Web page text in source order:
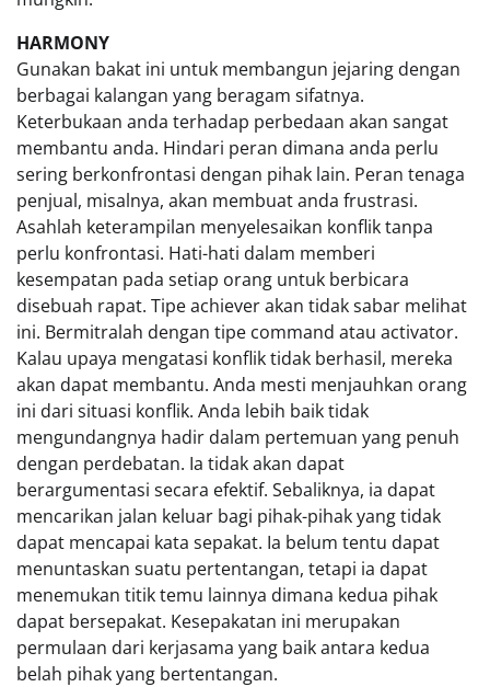
HARMONY
Gunakan bakat ini untuk membangun jejaring dengan
berbagai kalangan yang beragam sifatnya.
Keterbukaan anda terhadap perbedaan akan sangat
membantu anda. Hindari peran dimana anda perlu
sering berkonfrontasi dengan pihak lain. Peran tenaga
penjual, misalnya, akan membuat anda frustrasi.
Asahlah keterampilan menyelesaikan konflik tanpa
perlu konfrontasi. Hati-hati dalam memberi
kesempatan pada setiap orang untuk berbicara
disebuah rapat. Tipe achiever akan tidak sabar melihat
ini. Bermitralah dengan tipe command atau activator.
Kalau upaya mengatasi konflik tidak berhasil, mereka
akan dapat membantu. Anda mesti menjauhkan orang
ini dari situasi konflik. Anda lebih baik tidak
mengundangnya hadir dalam pertemuan yang penuh
dengan perdebatan. Ia tidak akan dapat
berargumentasi secara efektif. Sebaliknya, ia dapat
mencarikan jalan keluar bagi pihak-pihak yang tidak
dapat mencapai kata sepakat. Ia belum tentu dapat
menuntaskan suatu pertentangan, tetapi ia dapat
menemukan titik temu lainnya dimana kedua pihak
dapat bersepakat. Kesepakatan ini merupakan
permulaan dari kerjasama yang baik antara kedua
belah pihak yang bertentangan.